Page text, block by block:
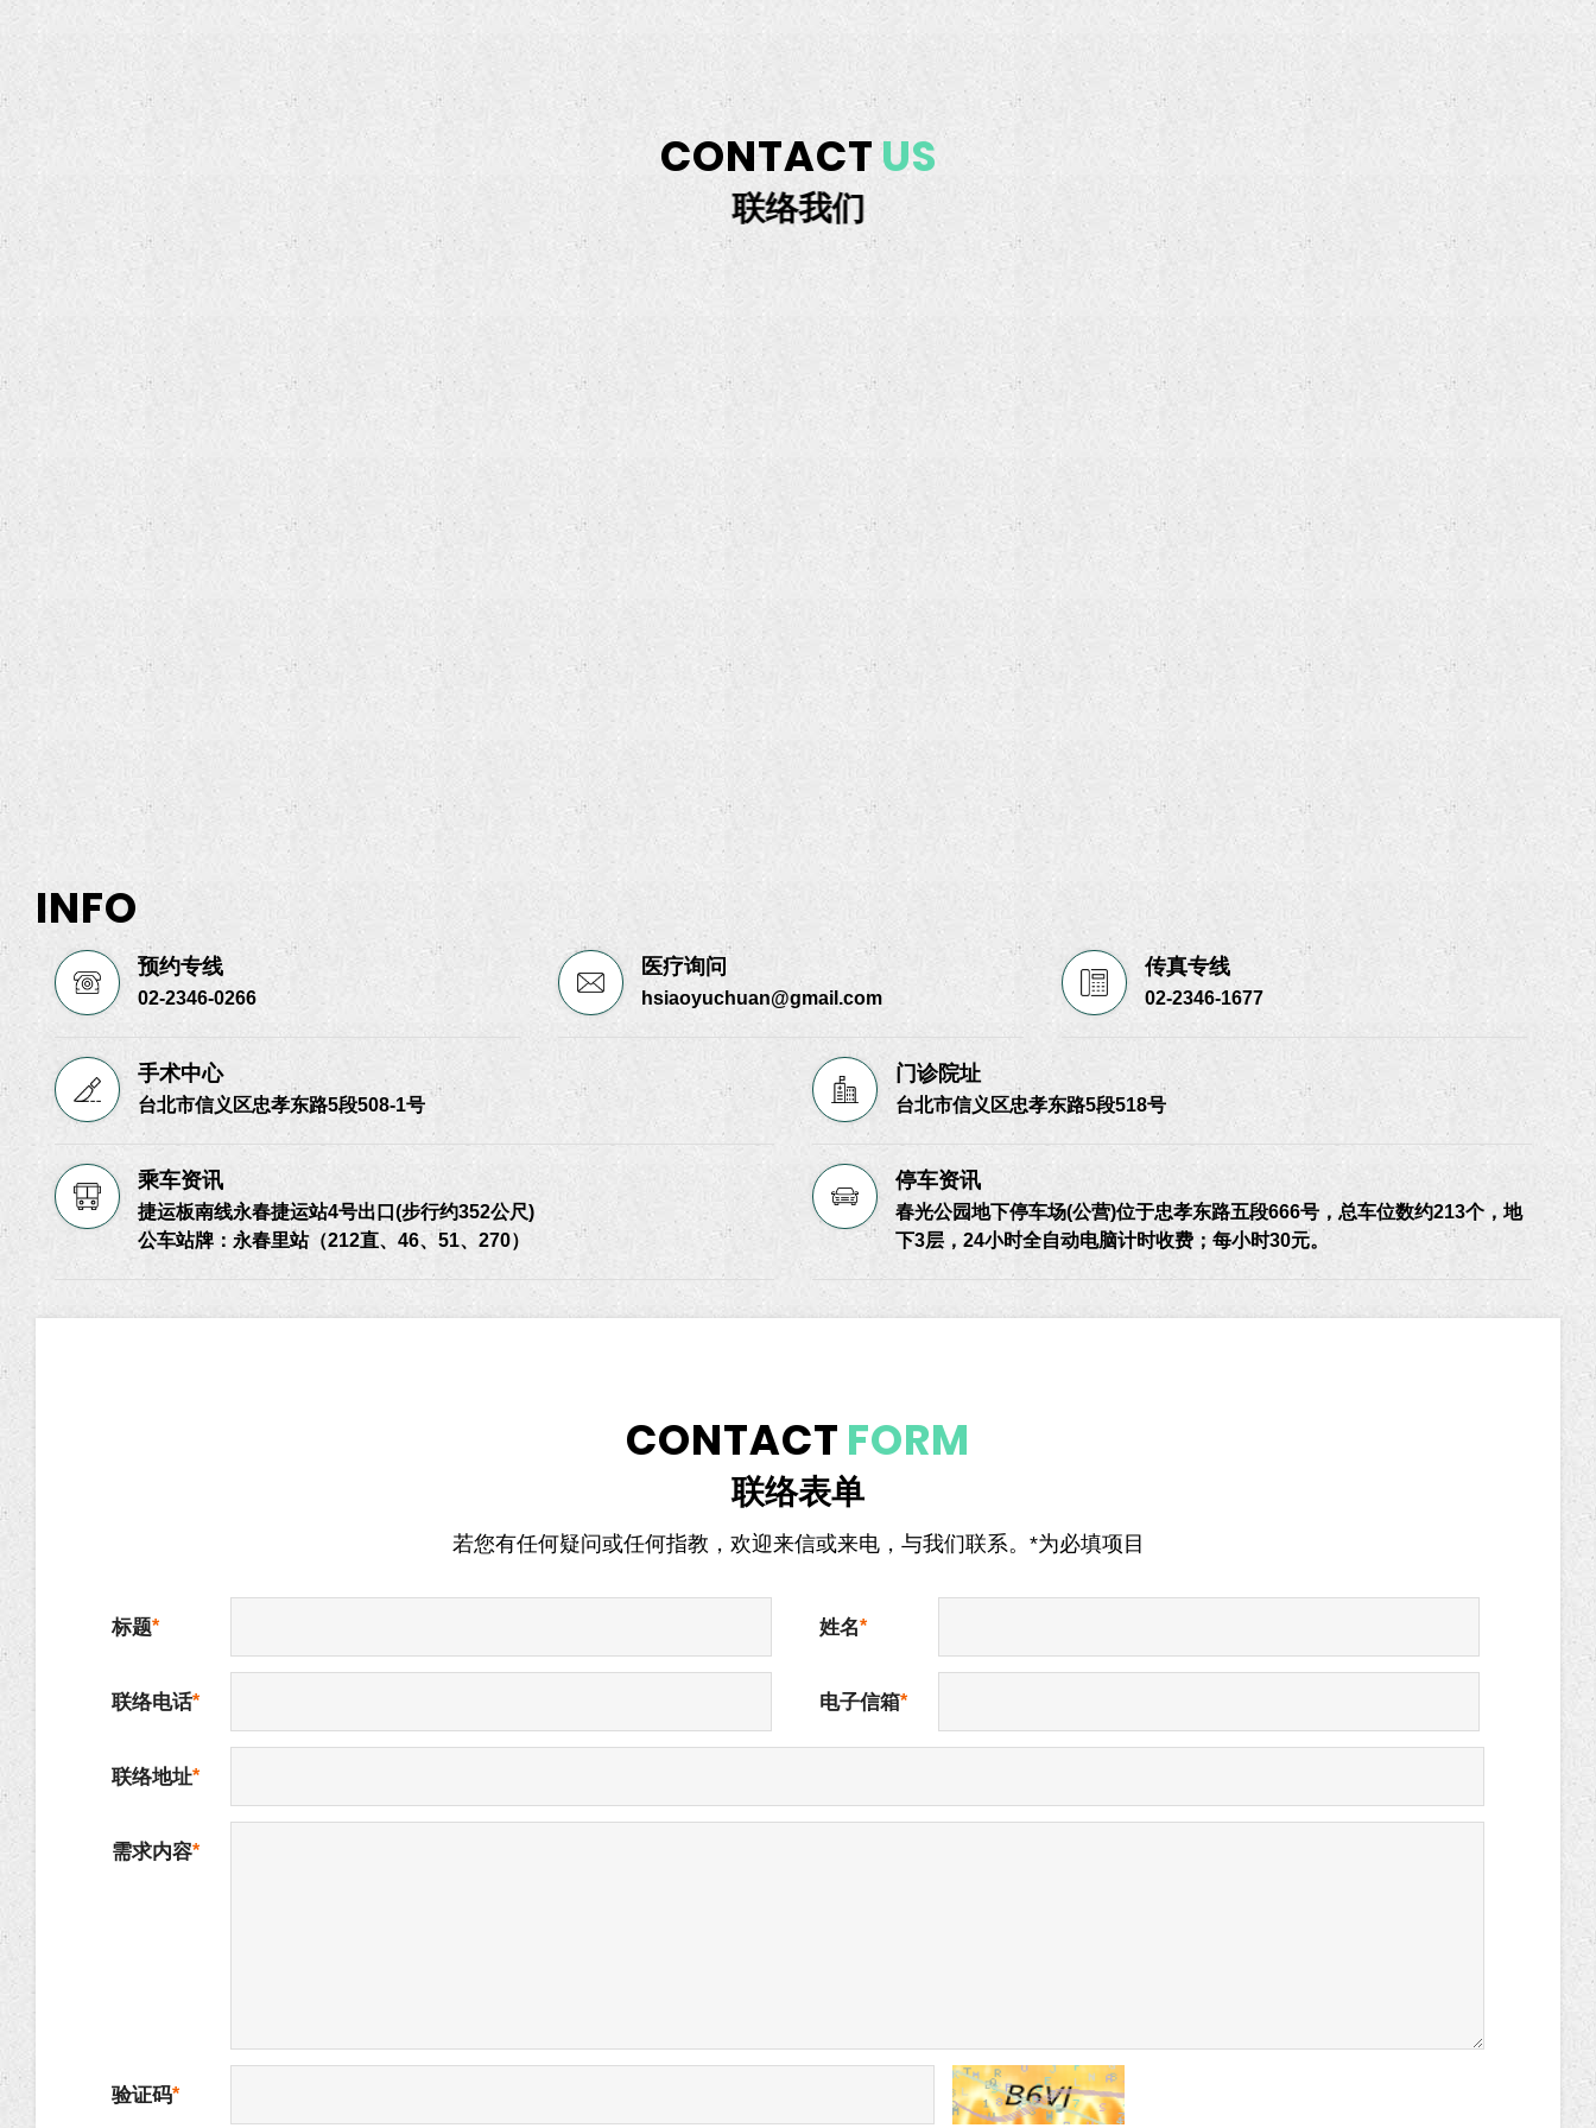
CONTACT US
联络我们
INFO
预约专线
02-2346-0266
医疗询问
hsiaoyuchuan@gmail.com
传真专线
02-2346-1677
手术中心
台北市信义区忠孝东路5段508-1号
门诊院址
台北市信义区忠孝东路5段518号
乘车资讯
捷运板南线永春捷运站4号出口(步行约352公尺)
公车站牌：永春里站（212直、46、51、270）
停车资讯
春光公园地下停车场(公营)位于忠孝东路五段666号，总车位数约213个，地
下3层，24小时全自动电脑计时收费；每小时30元。
CONTACT FORM
联络表单
若您有任何疑问或任何指教，欢迎来信或来电，与我们联系。*为必填项目
标题 姓名
联络电话 电子信箱
联络地址
需求内容
验证码